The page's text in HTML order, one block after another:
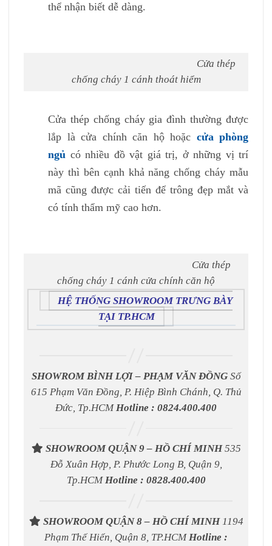
thể nhận biết dễ dàng.
Cửa thép
chống cháy 1 cánh thoát hiểm
Cửa thép chống cháy gia đình thường được
lắp là cửa chính căn hộ hoặc cửa phòng
ngủ có nhiều đồ vật giá trị, ở những vị trí
này thì bên cạnh khả năng chống cháy mẫu
mã cũng được cải tiến để trông đẹp mắt và
có tính thẩm mỹ cao hơn.
Cửa thép
chống cháy 1 cánh cửa chính căn hộ
HỆ THỐNG SHOWROOM TRƯNG BÀY
TẠI TP.HCM
SHOWROM BÌNH LỢI – PHẠM VĂN ĐỒNGSố
615 Phạm Văn Đồng, P. Hiệp Bình Chánh, Q. Thủ
Đức, Tp.HCMHotline : 0824.400.400
SHOWROOM QUẬN 9 – HỒ CHÍ MINH535
Đỗ Xuân Hợp, P. Phước Long B, Quận 9,
Tp.HCMHotline : 0828.400.400
SHOWROOM QUẬN 8 – HỒ CHÍ MINH1194
Phạm Thế Hiển, Quận 8, TP.HCMHotline :